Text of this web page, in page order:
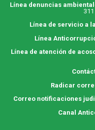
Línea denuncias
311
Línea de servicio a
Línea
Línea de atención de
Radicar
Correo notificaciones
Canal